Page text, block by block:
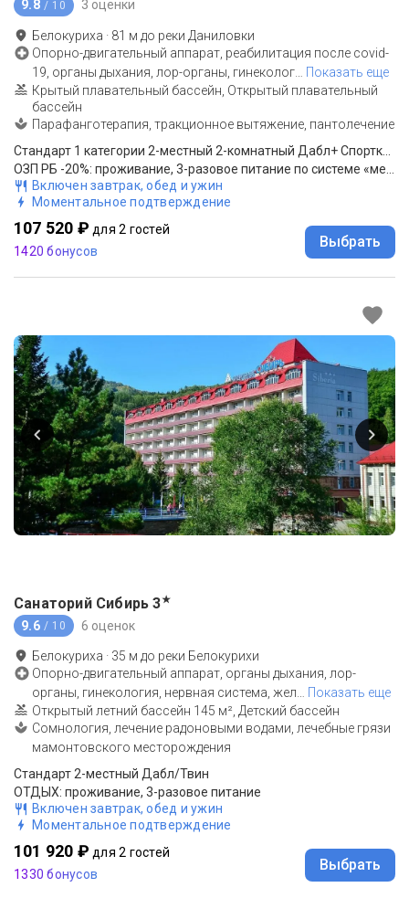
9.8 / 10 3 оценки
Белокуриха · 81 м до реки Даниловки
Опорно-двигательный аппарат, реабилитация после covid-
19, органы дыхания, лор-органы, гинеколог
Показать еще
Крытый плавательный бассейн, Открытый плавательный
бассейн
Парафанготерапия, тракционное вытяжение, пантолечение
Включен завтрак, обед и ужин
Моментальное подтверждение
107 520 ₽ для 2 гостей
1420 бонусов
Выбрать
Санаторий Сибирь 3★
9.6 / 10 6 оценок
Белокуриха · 35 м до реки Белокурихи
Опорно-двигательный аппарат, органы дыхания, лор-
органы, гинекология, нервная система, жел… Показать еще
Открытый летний бассейн 145 м², Детский бассейн
Сомнология, лечение радоновыми водами, лечебные грязи
мамонтовского месторождения
Стандарт 2-местный Дабл/Твин
ОТДЫХ: проживание, 3-разовое питание
Включен завтрак, обед и ужин
Моментальное подтверждение
101 920 ₽ для 2 гостей
1330 бонусов
Выбрать